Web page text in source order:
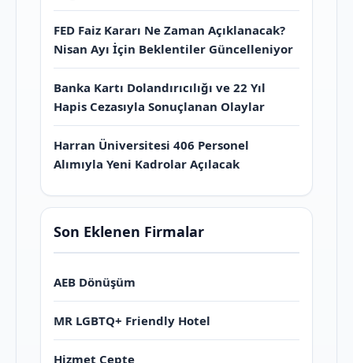
FED Faiz Kararı Ne Zaman Açıklanacak?
Nisan Ayı İçin Beklentiler Güncelleniyor
Banka Kartı Dolandırıcılığı ve 22 Yıl
Hapis Cezasıyla Sonuçlanan Olaylar
Harran Üniversitesi 406 Personel
Alımıyla Yeni Kadrolar Açılacak
Son Eklenen Firmalar
AEB Dönüşüm
MR LGBTQ+ Friendly Hotel
Hizmet Cepte